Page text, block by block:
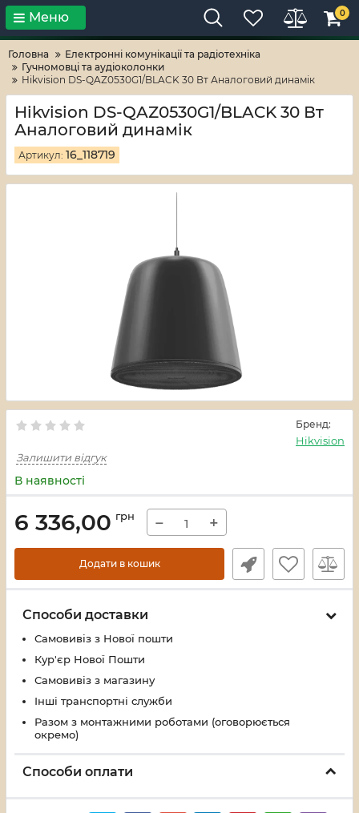
Тільки високі технології! RV-ZAFT
Меню 0
Головна
Електронні комунікації та радіотехніка
Гучномовці та аудіоколонки
Hikvision DS-QAZ0530G1/BLACK 30 Вт Аналоговий динамік
Hikvision DS-QAZ0530G1/BLACK 30 Вт
Аналоговий динамік
Артикул: 16_118719
Бренд:
Hikvision
Залишити відгук
В наявності
6 336,00 грн − +
Додати в кошик
Способи доставки
Самовивіз з Нової пошти
Кур'єр Нової Пошти
Самовивіз з магазину
Інші транспортні служби
Разом з монтажними роботами (оговорюється
окремо)
Способи оплати